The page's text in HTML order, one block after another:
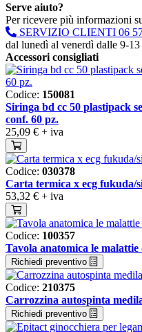
Serve aiuto?
Per ricevere più informazioni
SERVIZIO CLIENTI 06
dal lunedì al venerdì dalle 9-
Accessori consigliati
Codice: 150081
Siringa bd cc 50 plastipack
conf. 60 pz.
25,09 € + iva
Codice: 030378
Carta termica x ecg fukuda/
53,32 € + iva
Codice: 100357
Tavola anatomica le
Richiedi preventivo
Codice: 210375
Carrozzina autospinta
Richiedi preventivo